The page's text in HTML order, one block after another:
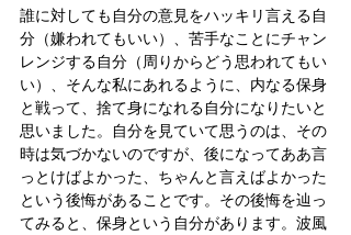
誰に対しても自分の意見をハッキリ言える自
分（嫌われてもいい）、苦手なことにチャン
レンジする自分（周りからどう思われてもい
い）、そんな私にあれるように、内なる保身
と戦って、捨て身になれる自分になりたいと
思いました。自分を見ていて思うのは、その
時は気づかないのですが、後になってああ言
っとけばよかった、ちゃんと言えばよかった
という後悔があることです。その後悔を辿っ
てみると、保身という自分があります。波風